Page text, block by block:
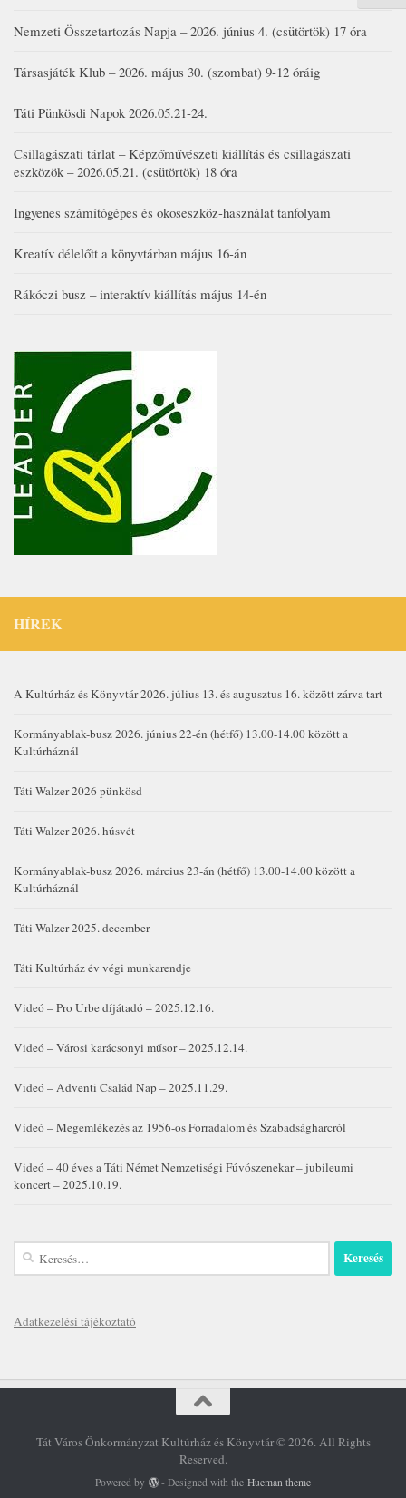
Nemzeti Összetartozás Napja – 2026. június 4. (csütörtök) 17 óra
Társasjáték Klub – 2026. május 30. (szombat) 9-12 óráig
Táti Pünkösdi Napok 2026.05.21-24.
Csillagászati tárlat – Képzőművészeti kiállítás és csillagászati
eszközök – 2026.05.21. (csütörtök) 18 óra
Ingyenes számítógépes és okoseszköz-használat tanfolyam
Kreatív délelőtt a könyvtárban május 16-án
Rákóczi busz – interaktív kiállítás május 14-én
HÍREK
A Kultúrház és Könyvtár 2026. július 13. és augusztus 16. között zárva tart
Kormányablak-busz 2026. június 22-én (hétfő) 13.00-14.00 között a
Kultúrháznál
Táti Walzer 2026 pünkösd
Táti Walzer 2026. húsvét
Kormányablak-busz 2026. március 23-án (hétfő) 13.00-14.00 között a
Kultúrháznál
Táti Walzer 2025. december
Táti Kultúrház év végi munkarendje
Videó – Pro Urbe díjátadó – 2025.12.16.
Videó – Városi karácsonyi műsor – 2025.12.14.
Videó – Adventi Család Nap – 2025.11.29.
Videó – Megemlékezés az 1956-os Forradalom és Szabadságharcról
Videó – 40 éves a Táti Német Nemzetiségi Fúvószenekar – jubileumi
koncert – 2025.10.19.
Keresés:
Adatkezelési tájékoztató
Tát Város Önkormányzat Kultúrház és Könyvtár © 2026. All Rights
Reserved.
Powered by - Designed with theHueman theme